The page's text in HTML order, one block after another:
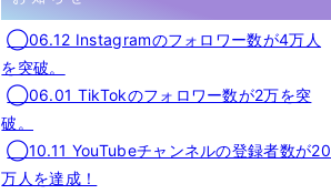
◯06.12 Instagramのフォロワー数が4万人
を突破。
◯06.01 TikTokのフォロワー数が2万を突
破。
◯10.11 YouTubeチャンネルの登録者数が20
万人を達成！